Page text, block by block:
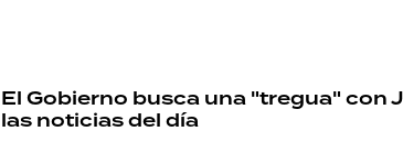
El Gobierno busca una "tregua" con
las noticias del día